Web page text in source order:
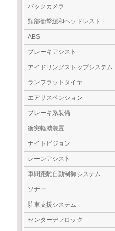
バックカメラ
頸部衝撃緩和ヘッドレスト
ABS
ブレーキアシスト
アイドリングストップシステム
ランフラットタイヤ
エアサスペンション
ブレーキ系装備
衝突軽減装置
ナイトビジョン
レーンアシスト
車間距離自動制御システム
ソナー
駐車支援システム
センターデフロック